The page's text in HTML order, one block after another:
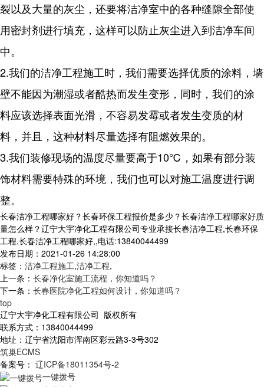
裂以及大量的灰尘，还要将洁净室中的各种缝隙全部使
用密封剂进行填充，这样可以防止灰尘进入到洁净车间
中。
2.我们的洁净工程施工时，我们需要选择优质的涂料，墙
壁不能因为潮湿或者酷热而发生变形，同时，我们的涂
料应该选择表面光滑，不容易发霉或者发生变质的材
料，并且，这种材料尽量选择有阻燃效果的。
3.我们装修现场的温度尽量要高于10℃，如果有部分装
饰材料需要特殊的环境，我们也可以对施工温度进行调
整。
长春洁净工程哪家好？长春环保工程报价是多少？长春洁净工程哪家好质
量怎么样？辽宁大宇净化工程有限公司专业承接长春洁净工程,长春环保
工程,长春洁净工程哪家好,,电话:13840044499
发布日期：2021-01-26 14:28:00
标签： 洁净工程施工,洁净工程,
上一条： 长春净化室施工流程，你知道吗？
下一条： 长春医院净化工程如何设计，你知道吗？
top
辽宁大宇净化工程有限公司 版权所有
联系方式：13840044499
地址：辽宁省沈阳市浑南区彩云路3-3号302
筑巢ECMS
备案号： 辽ICP备18011354号-2
一键拨号